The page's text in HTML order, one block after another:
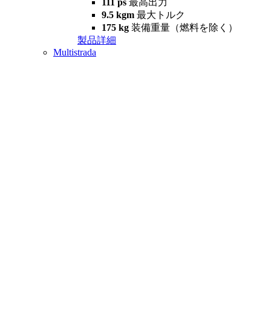
111 ps 最高出力
9.5 kgm 最大トルク
175 kg 装備重量（燃料を除く）
製品詳細
Multistrada